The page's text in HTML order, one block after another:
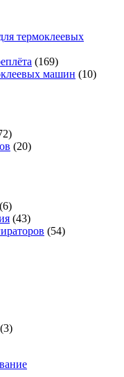
термоклеевых
(169)
машин (10)
(20)
(6)
(43)
(54)
(3)